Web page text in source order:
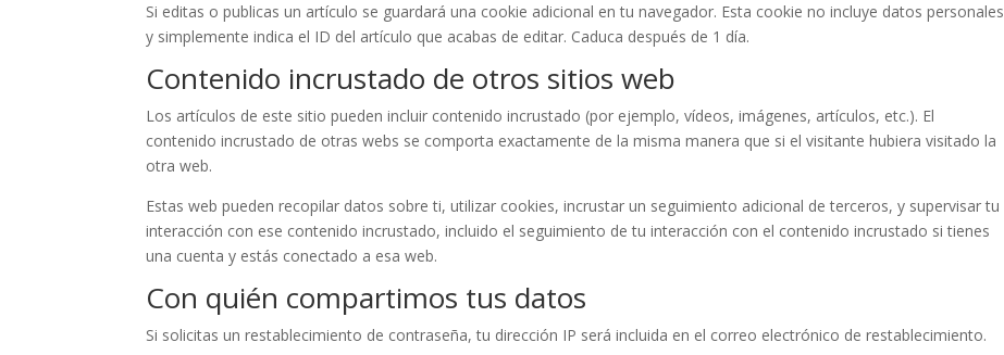
Si editas o publicas un artículo se guardará una cookie adicional en tu navegador. Esta cookie no incluye datos personales
y simplemente indica el ID del artículo que acabas de editar. Caduca después de 1 día.
Contenido incrustado de otros sitios web
Los artículos de este sitio pueden incluir contenido incrustado (por ejemplo, vídeos, imágenes, artículos, etc.). El
contenido incrustado de otras webs se comporta exactamente de la misma manera que si el visitante hubiera visitado la
otra web.
Estas web pueden recopilar datos sobre ti, utilizar cookies, incrustar un seguimiento adicional de terceros, y supervisar tu
interacción con ese contenido incrustado, incluido el seguimiento de tu interacción con el contenido incrustado si tienes
una cuenta y estás conectado a esa web.
Con quién compartimos tus datos
Si solicitas un restablecimiento de contraseña, tu dirección IP será incluida en el correo electrónico de restablecimiento.